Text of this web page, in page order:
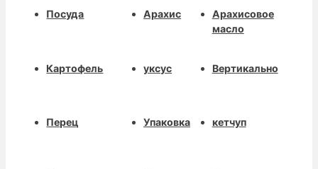
Посуда
Картофель
Перец
Арахис
уксус
Упаковка
Арахисовое
масло
Вертикально
кетчуп